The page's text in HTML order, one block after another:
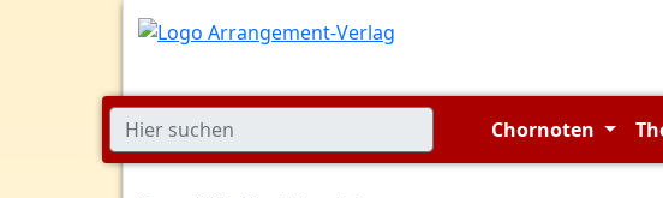
Chornoten